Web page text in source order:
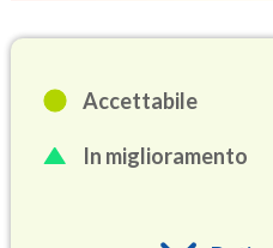
Accettabile
In miglioramento